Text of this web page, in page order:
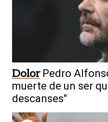
Dolor Pedro
muerte de un ser
descanses"